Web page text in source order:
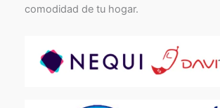
comodidad de tu hogar.